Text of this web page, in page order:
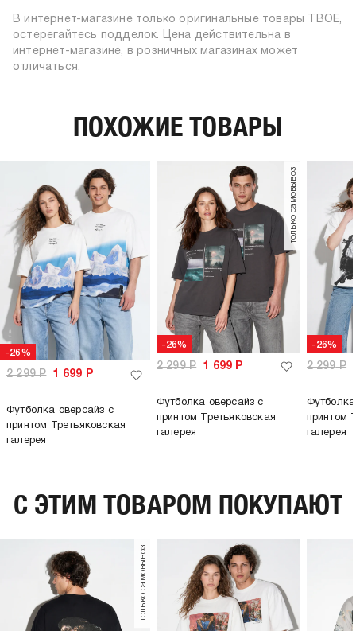
цвет:
белый
состав:
100% хлопок
силуэт:
тип карманов:
без карманов
мужской, женский, унисекс
глажение вывернутой наизнанку
глажение при 150ºС
химчистка запрещена
В интернет-магазине только оригинальные товары ТВОЕ,
остерегайтесь подделок. Цена действительна в
интернет-магазине, в розничных магазинах может
отличаться.
ПОХОЖИЕ ТОВАРЫ
-26%
2 299Р 1 699 Р
Футболка оверсайз с
принтом Третьяковская
галерея
-26%
только самовывоз
2 299Р 1 699 Р
Футболка оверсайз с
принтом Третьяковская
галерея
-26%
2 299Р
принтом
галерея
C ЭТИМ ТОВАРОМ ПОКУПАЮТ
только самовывоз